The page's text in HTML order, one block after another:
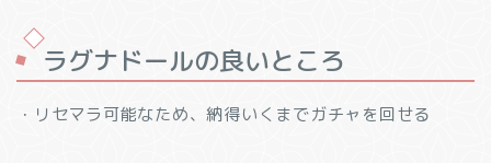
ラグナドールの良いところ
・リセマラ可能なため、納得いくまでガチャを回せる